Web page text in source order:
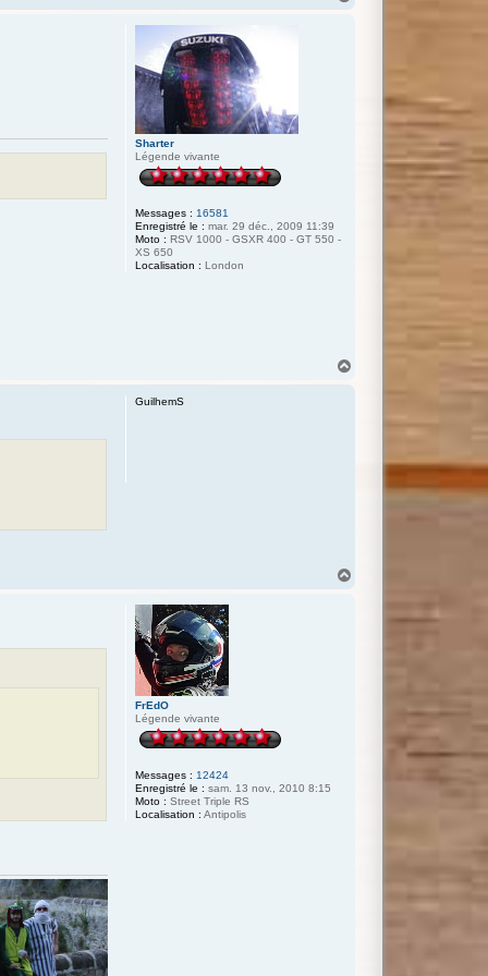
Sharter
Légende vivante
Messages : 16581
Enregistré le : mar. 29 déc., 2009 11:39
Moto : RSV 1000 - GSXR 400 - GT 550 -
XS 650
Localisation : London
GuilhemS
FrEdO
Légende vivante
Messages : 12424
Enregistré le : sam. 13 nov., 2010 8:15
Moto : Street Triple RS
Localisation : Antipolis